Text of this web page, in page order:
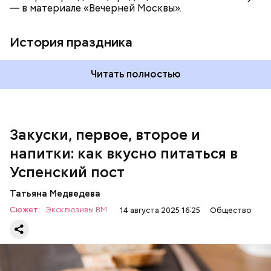
— в материале «Вечерней Москвы».
История праздника
Читать полностью
Закуски, первое, второе и
напитки: как вкусно питаться в
Успенский пост
Татьяна Медведева
Сюжет: Эксклюзивы ВМ 14 августа 2025 16:25 Общество
600 г помидоров;
300 г моркови;
200 г шпината;
зелень петрушки и укропа.
обжаренные баклажаны и тушить в жарочном